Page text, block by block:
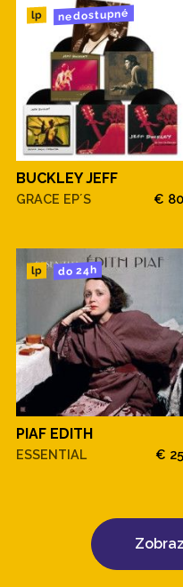
lp nedostupné
BUCKLEY JEFF
GRACE EP´S € 80
lp do 24h
PIAF EDITH
ESSENTIAL € 25